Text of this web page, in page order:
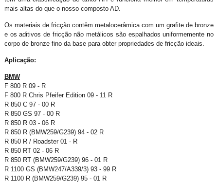
mais altas do que o nosso composto AD.
Os materiais de fricção contêm metalocerâmica com um grafite de bronze
e os aditivos de fricção não metálicos são espalhados uniformemente no
corpo de bronze fino da base para obter propriedades de fricção ideais.
Aplicação:
BMW
F 800 R 09 - R
F 800 R Chris Pfeifer Edition 09 - 11 R
R 850 C 97 - 00 R
R 850 GS 97 - 00 R
R 850 R 03 - 06 R
R 850 R (BMW259/G239) 94 - 02 R
R 850 R / Roadster 01 - R
R 850 RT 02 - 06 R
R 850 RT (BMW259/G239) 96 - 01 R
R 1100 GS (BMW247/A339/3) 93 - 99 R
R 1100 R (BMW259/G239) 95 - 01 R